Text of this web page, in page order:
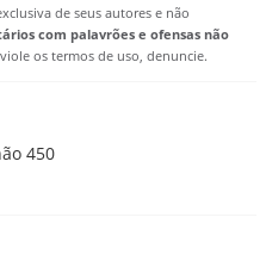
de seus autores e não
com palavrões e ofensas não
os termos de uso, denuncie.
450